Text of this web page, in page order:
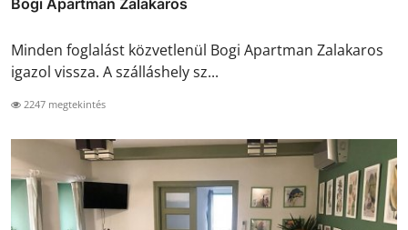
Minden foglalást közvetlenül Bogi Apartman Zalakaros
igazol vissza. A szálláshely sz...
2247 megtekintés